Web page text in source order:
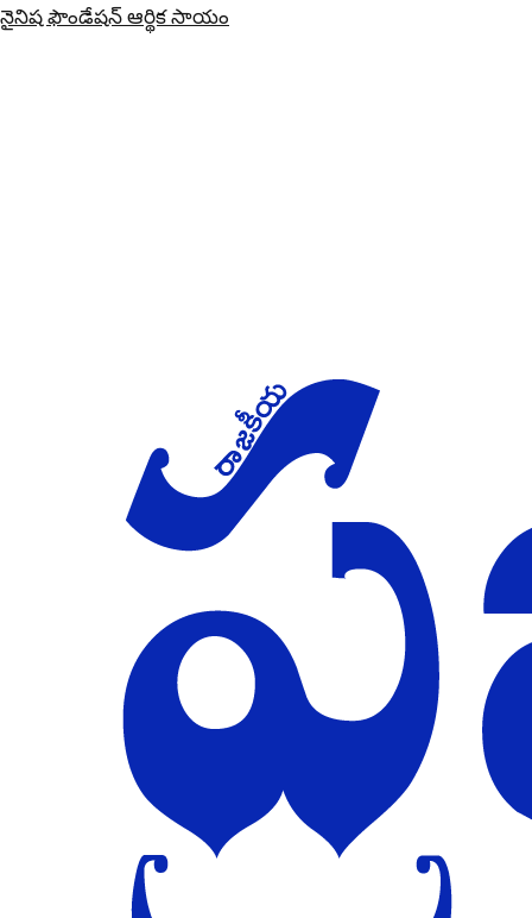
Skip to main content
నైనిష ఫౌండేషన్ ఆర్థిక సాయం